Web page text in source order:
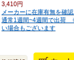
3,410円
メーカーに在庫有無を確
通常1週間~4週間で出荷
い場合もございます